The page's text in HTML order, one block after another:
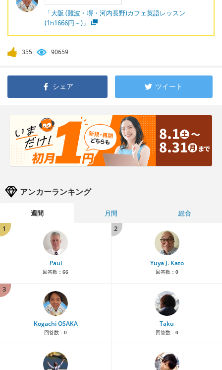
「大阪 (難波・堺・河内長野)カフェ英語レッスン
(1h1666円～)」
355 90659
シェア ツイート
アンカーランキング
週間 月間
総合
1
Paul
回答数： 66
2
Yuya J. Kato
回答数： 0
3
Kogachi OSAKA
回答数： 0
Taku
回答数： 0